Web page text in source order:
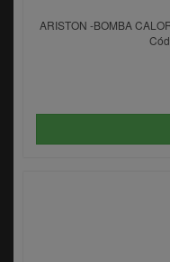
ARISTON -BOMBA